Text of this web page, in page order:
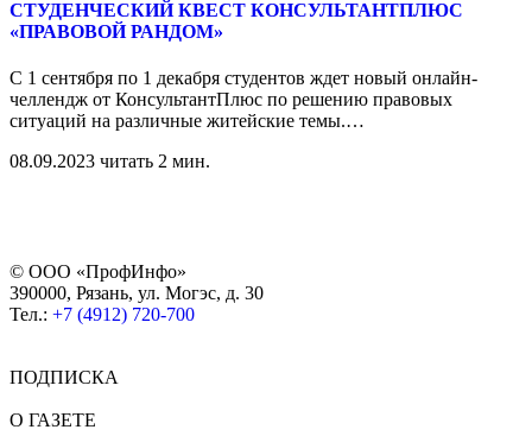
СТУДЕНЧЕСКИЙ КВЕСТ КОНСУЛЬТАНТПЛЮС
«ПРАВОВОЙ РАНДОМ»
С 1 сентября по 1 декабря студентов ждет новый онлайн-
челлендж от КонсультантПлюс по решению правовых
ситуаций на различные житейские темы.…
08.09.2023 читать 2 мин.
© ООО «ПрофИнфо»
390000, Рязань, ул. Могэс, д. 30
Тел.: +7 (4912) 720-700
ПОДПИСКА
О ГАЗЕТЕ